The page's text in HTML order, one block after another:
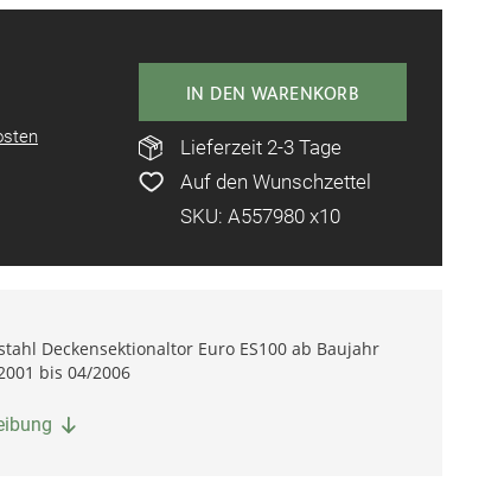
IN DEN WARENKORB
Lieferzeit 2-3 Tage
Auf den Wunschzettel
SKU: A557980 x10
Deckensektionaltor Euro ES100 ab Baujahr
bis 04/2006